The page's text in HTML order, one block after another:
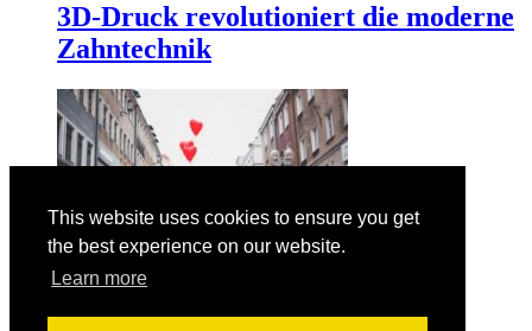
This website uses cookies to ensure you get
the best experience on our website.
Learn more
3D-Druck revolutioniert die moderne
Zahntechnik
Der Valentinstag am 14. Februar